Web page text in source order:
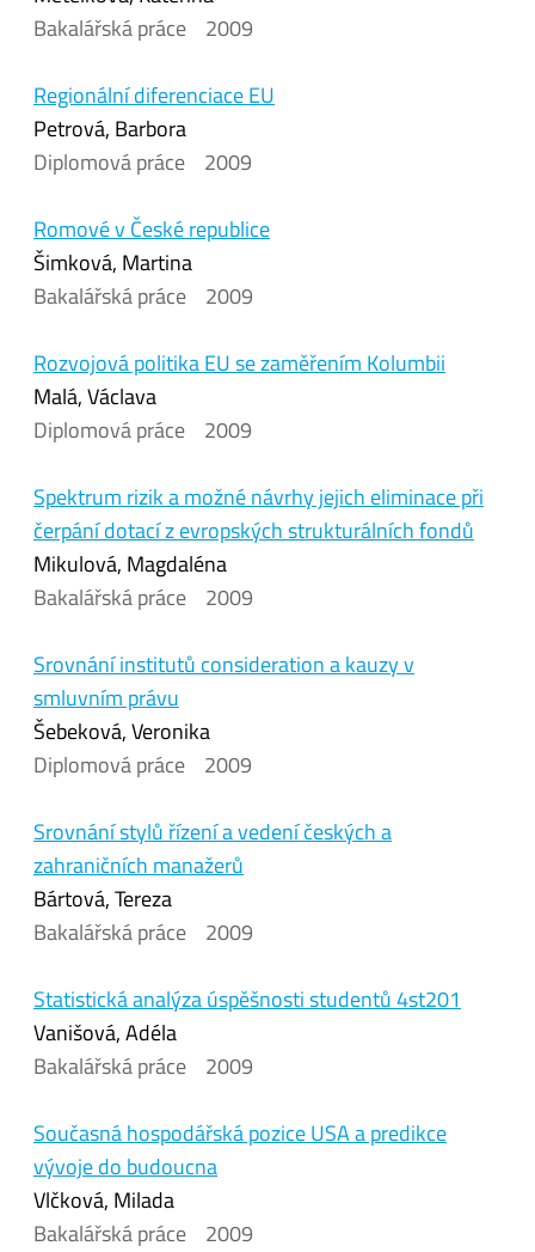
Bakalářská práce
2009
Regionální diferenciace EU
Petrová, Barbora
Diplomová práce
2009
Romové v České republice
Šimková, Martina
Bakalářská práce
2009
Rozvojová politika EU se zaměřením Kolumbii
Malá, Václava
Diplomová práce
2009
Spektrum rizik a možné návrhy jejich eliminace při
čerpání dotací z evropských strukturálních fondů
Mikulová, Magdaléna
Bakalářská práce
2009
Srovnání institutů consideration a kauzy v
smluvním právu
Šebeková, Veronika
Diplomová práce
2009
Srovnání stylů řízení a vedení českých a
zahraničních manažerů
Bártová, Tereza
Bakalářská práce
2009
Statistická analýza úspěšnosti studentů 4st201
Vanišová, Adéla
Bakalářská práce
2009
Současná hospodářská pozice USA a predikce
vývoje do budoucna
Vlčková, Milada
Bakalářská práce
2009